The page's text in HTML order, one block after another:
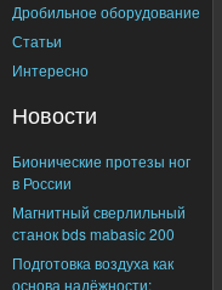
Дробильное оборудование
Статьи
Интересно
Новости
Бионические протезы ног
в России
Магнитный сверлильный
станок bds mabasic 200
Подготовка воздуха как
основа надёжности: